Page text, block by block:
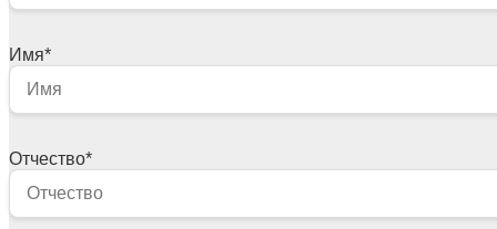
Имя*
Отчество*